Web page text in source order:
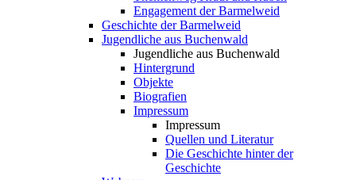
Engagement der Barmelweid
Geschichte der Barmelweid
Jugendliche aus Buchenwald
Jugendliche aus Buchenwald
Hintergrund
Objekte
Biografien
Impressum
Impressum
Quellen und Literatur
Die Geschichte hinter der
Geschichte